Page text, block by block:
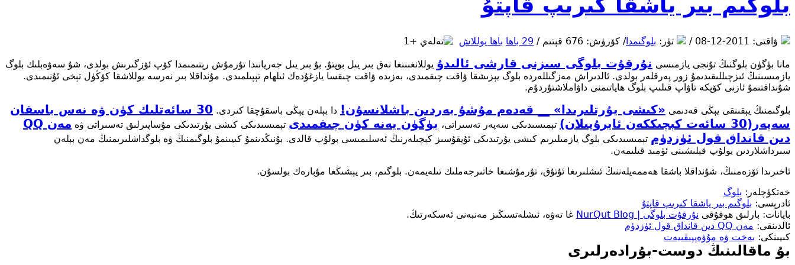
بلوگىم بىر ياشقا كىرىپ قاپتۇ
ۋاقتى: 2011-12-08 / تۈر: بلوگىمدا/ كۆرۈش: 676 قېتىم / 29 باھا باھا يوللاش
مانا بۈگۈن بلوگنىڭ تۇنجى يازمىسى نۇرقۇت بلوگى سىزنى قارشى ئالىدۇ يوللانغىنىغا نەق بىر يىل بوپتۇ. بۇ بىر يىل جەريانىدا تۇرمۇش رېتىمىمدا كۆپ ئۆزگىرىش بولدى، شۇ سەۋەبلىك بلوگ
يازمىسىنىڭ ئىزچىللىقىدىمۇ زور پەرقلەر بولدى. ئالدىراش مەزگىللەردە بلوگ يېزىشقا ۋاقت چىقمىدى، بەزىدە ۋاقت چىقسا يازغۇدەك ئىلھام تېپىلمىدى. مۇنداقلا بىر نەرسە يوللاشقا كۆڭۈل تېخى ئۇنىمىدى.
شۇنداقتىمۇ ئازنى كۆپكە تاۋاپ قىلىپ بلوگ ھاياتىمنى داۋاملاشتۇردۇم.
بلوگىمنىڭ يېقىنقى يېڭى قەدىمى «كىشى يۇرتلىرىدا» __ قەدەم مۇشۇ يەردىن باشلانسۇن! دا بېلەن يېڭى باسقۇچقا كىردى.
30 سائەتلىك كۈن ۋە نەس باسقان
سەپەر(30 سائەت كېچىككەن ئايرۇپىلان)
تېمىسىدىكى سەپەر تەسىراتى، بۈگۈن يەنە كۈن چىقمىدى تېمىسىدىكى كىشى يۇرتىدىكى مۇساپىرلىق تەسىراتى ۋە
مەن QQ
دىن قانداق قول ئۈزدۈم تېمىسىدىكى بلوگ يازمىلىرىم كىشى يۇرتىدىكى ئۇيقۇسىز كېچىلەرنىڭ ئەسلىمىسى بولۇپ قالدى. بۇنىڭدىنمۇ كىيىنمۇ بلوگىمنىڭ ۋە بلوگداشلىرىمنىڭ مەن بېلەن
سىرداشلاردىن بولۇپ قېلىشىنى ئۈمىد قىلىمەن.
ئاخىرىدا ئۆزەمنىڭ، شۇنداقلا باشقا ھەممەيلەننىڭ ئىشلىرىغا ئۇتۇق، تۇرمۇشىغا خاتىرجەملىك تىلەيمەن. بلوگىم، بىر يېشىڭغا مۇبارەك بولسۇن.
خەتكۈچلەر: بلوگ
ئادرېسى: بلوگىم بىر ياشقا كىرىپ قاپتۇ
بايانات: بارلىق ھوقۇقى نۇرقۇت بلوگى | NurQut Blog
غا تەۋە، ئىشلەتسىڭىز مەنبەنى ئەسكەرتىڭ.
ئالدىنقى: مەن QQ دىن قانداق قول ئۈزدۈم
كىيىنكى: بەخت ۋە مۇۋەپپىقىيەت
بۇ ماقالىنىڭ دوست-بۇرادەرلىرى